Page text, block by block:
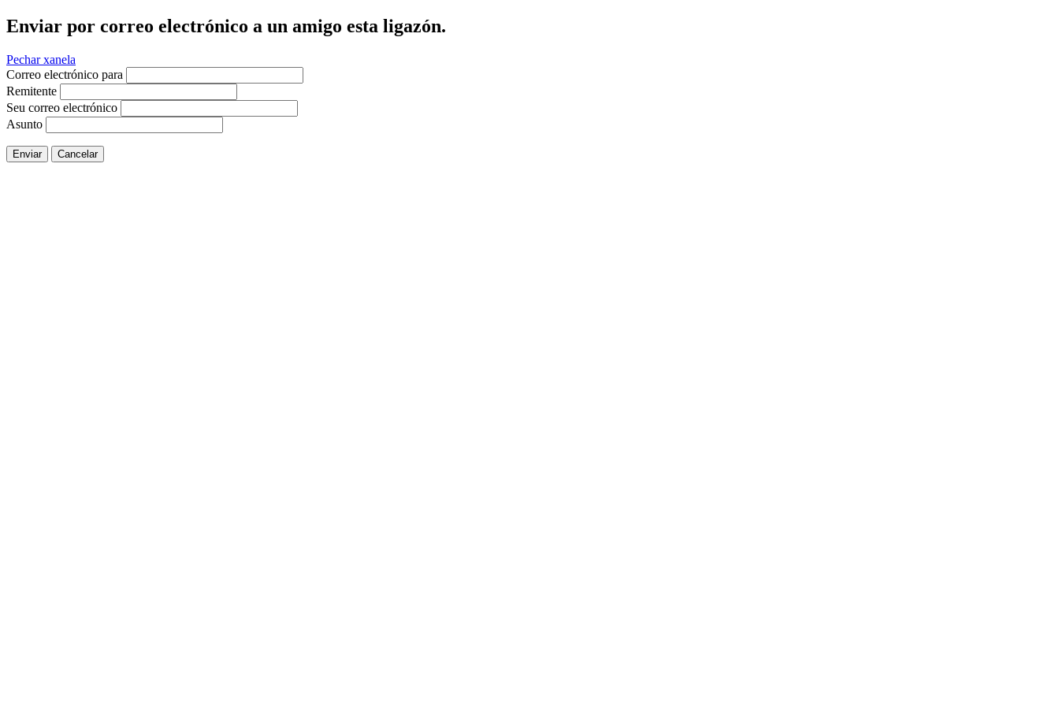
Enviar por correo electrónico a un amigo esta ligazón.
Pechar xanela
Correo electrónico para
Remitente
Seu correo electrónico
Asunto
Enviar Cancelar